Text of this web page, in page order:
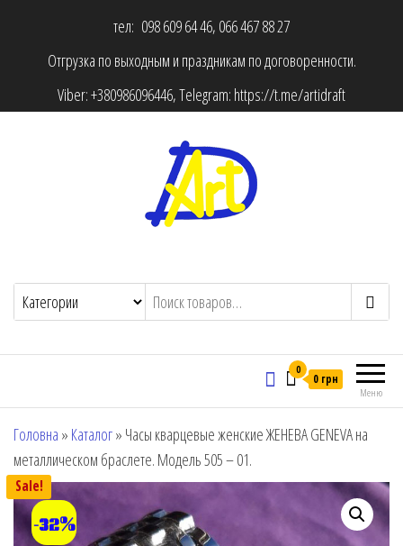
тел: 098 609 64 46, 066 467 88 27
Отгрузка по выходным и праздникам по договоренности.
Viber:+380986096446, Telegram: https://t.me/artidraft
Меню
0
0 грн
Головна » Каталог» Часы кварцевые женские ЖЕНЕВА GENEVA на
металлическом браслете. Модель 505 – 01.
Sale!
-32%